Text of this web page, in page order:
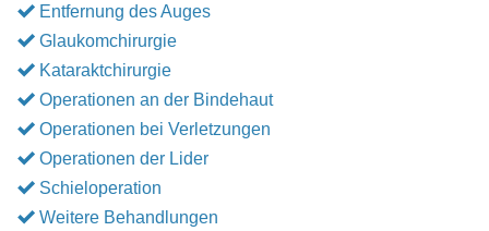
Entfernung des Auges
Glaukomchirurgie
Kataraktchirurgie
Operationen an der Bindehaut
Operationen bei Verletzungen
Operationen der Lider
Schieloperation
Weitere Behandlungen